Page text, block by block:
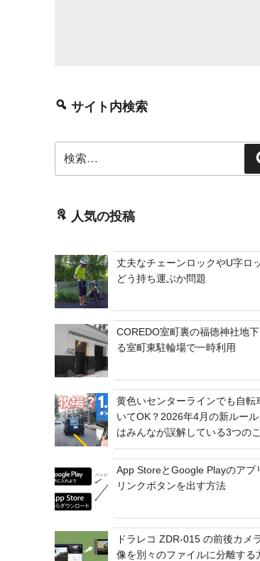
サイト内検索
索:
人気の投稿
丈夫なチェーンロックやU字ロ
どう持ち運ぶか問題
COREDO室町裏の福徳神社地
る室町東駐輪場で一時利用
黄色いセンターラインでも自転
いてOK？2026年4月の新ルー
はみんなが誤解している3つの
App StoreとGoogle Playのアプ
リンクボタンを出す方法
ドラレコ ZDR-015 の前後カメ
像を別々のファイルに分離する